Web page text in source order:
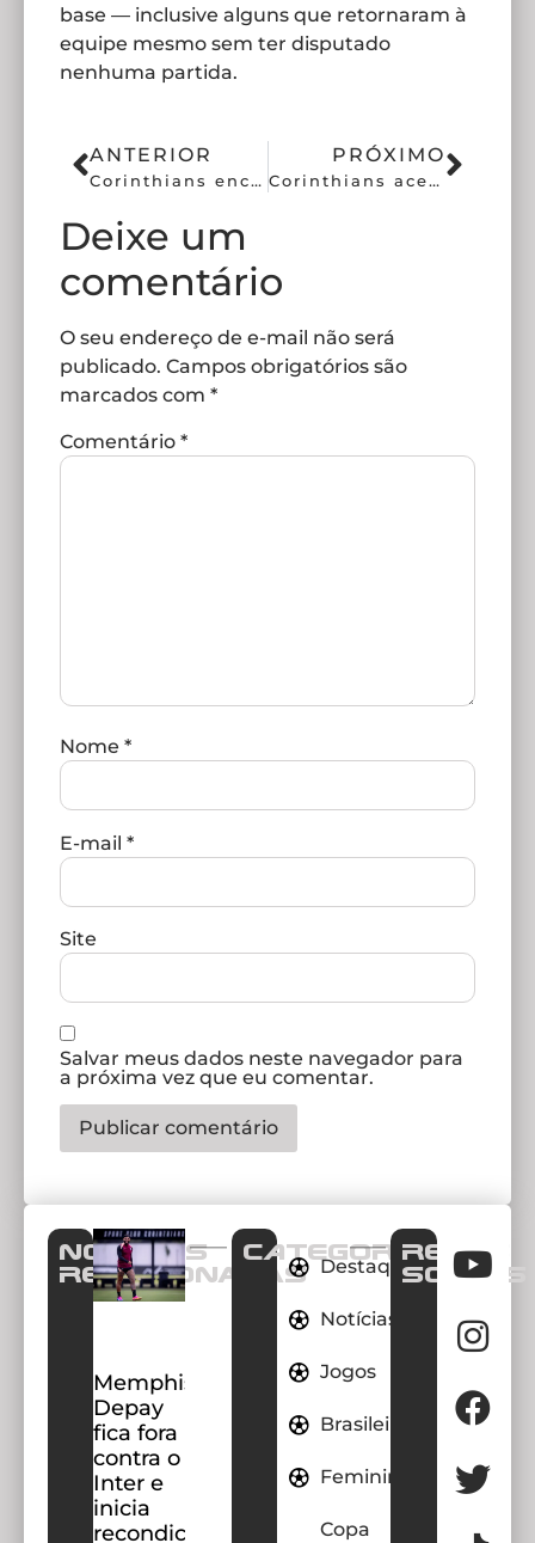
base — inclusive alguns que retornaram à
equipe mesmo sem ter disputado
nenhuma partida.
ANTERIOR
Corinthians encara Taubaté no paulistão com histórico favorável
PRÓXIMO
Corinthians acerta empréstimo de Alex Santana para o Grêmio
Deixe um
comentário
O seu endereço de e-mail não será
publicado. Campos obrigatórios são
marcados com *
Comentário *
Nome *
E-mail *
Site
Salvar meus dados neste navegador para
a próxima vez que eu comentar.
Notícias
Relacionadas
Memphis
Depay
fica fora
contra o
Inter e
inicia
recondicionamento
CATEGORIAS
Destaques
Notícias
Jogos
Brasileirao
Feminino
Copa
REDES
SOCIAIS